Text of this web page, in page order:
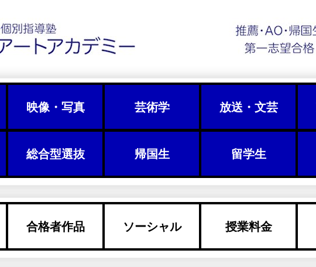
映像・写真 芸術学 放送・文芸
総合型選抜 帰国生 留学生
合格者作品 ソーシャル 授業料金